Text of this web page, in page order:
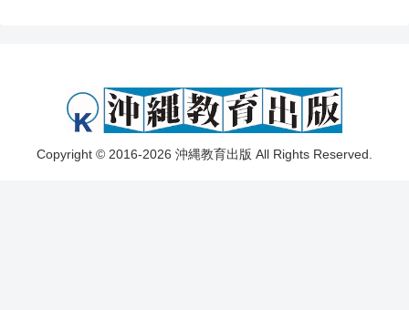
Copyright © 2016-2026 沖縄教育出版 All Rights Reserved.